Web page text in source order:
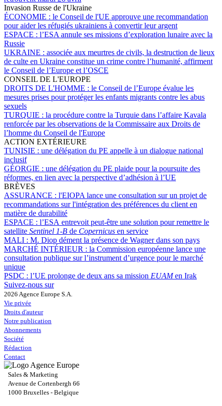
Invasion Russe de l'Ukraine
ÉCONOMIE : le Conseil de l'UE approuve une recommandation
pour aider les réfugiés ukrainiens à convertir leur argent
ESPACE : l’ESA annule ses missions d’exploration lunaire avec la
Russie
UKRAINE : associée aux meurtres de civils, la destruction de lieux
de culte en Ukraine constitue un crime contre l’humanité, affirment
le Conseil de l’Europe et l’OSCE
CONSEIL DE L'EUROPE
DROITS DE L'HOMME : le Conseil de l’Europe évalue les
mesures prises pour protéger les enfants migrants contre les abus
sexuels
TURQUIE : la procédure contre la Turquie dans l’affaire Kavala
renforcée par les observations de la Commissaire aux Droits de
l’homme du Conseil de l'Europe
ACTION EXTÉRIEURE
TUNISIE : une délégation du PE appelle à un dialogue national
inclusif
GÉORGIE : une délégation du PE plaide pour la poursuite des
réformes, en lien avec la perspective d’adhésion à l’UE
BRÈVES
ASSURANCE : l'EIOPA lance une consultation sur un projet de
recommandations sur l'intégration des préférences du client en
matière de durabilité
ESPACE : l’ESA entrevoit peut-être une solution pour remettre le
satellite Sentinel 1-B de Copernicus en service
MALI : M. Diop dément la présence de Wagner dans son pays
MARCHÉ INTÉRIEUR : la Commission européenne lance une
consultation publique sur l’instrument d’urgence pour le marché
unique
PSDC : l’UE prolonge de deux ans sa mission EUAMen Irak
Suivez-nous sur
2026 Agence Europe S.A.
Vie privée
Droits d'auteur
Notre publication
Abonnements
Société
Rédaction
Contact
Sales & Marketing
Avenue de Cortenbergh 66
1000 Bruxelles - Belgique